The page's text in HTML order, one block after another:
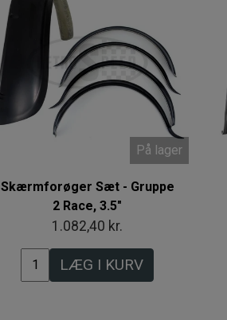
På lager
Skærmforøger Sæt - Gruppe
2 Race, 3.5"
1.082,40 kr.
LÆG I KURV